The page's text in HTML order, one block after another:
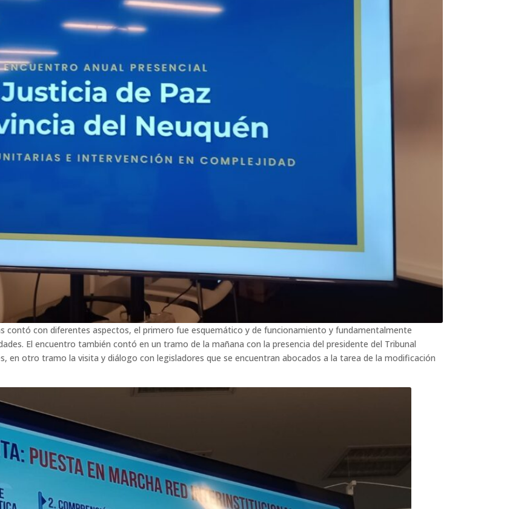
contó con diferentes aspectos, el primero fue esquemático y de funcionamiento y fundamentalmente
El encuentro también contó en un tramo de la mañana con la presencia del presidente del Tribunal
en otro tramo la visita y diálogo con legisladores que se encuentran abocados a la tarea de la modificación